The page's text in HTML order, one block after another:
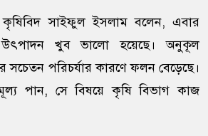
কৃষিবিদ সাইফুল ইসলাম বলেন, এবার
উৎপাদন খুব ভালো হয়েছে। অনুকূল
পরিচর্যার কারণে ফলন বেড়েছে।
পান, সে বিষয়ে কৃষি বিভাগ কাজ